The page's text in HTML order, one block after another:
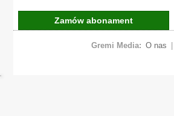
Zamów abonament
Gremi Media: O nas